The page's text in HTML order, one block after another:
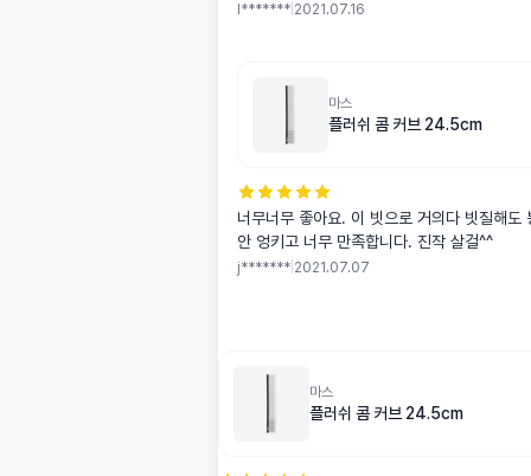
l******* 2021.07.16
마스
플러쉬 콤 커브 24.5cm
너무너무 좋아요. 이 빗으로 거의다 빗질해도
안 엉키고 너무 만족합니다. 진작 살걸^^
j******* 2021.07.07
마스
플러쉬 콤 커브 24.5cm